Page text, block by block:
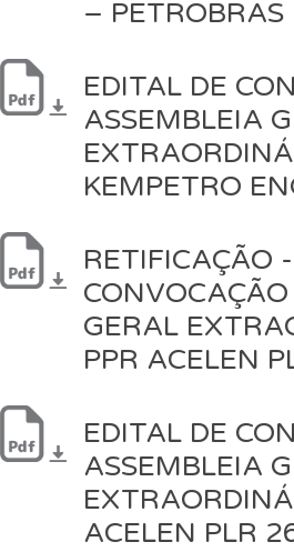
– PETROBRAS
EDITAL DE
ASSEMBLEIA
KEMPETRO
RETIFICAÇÃO
GERAL
PPR ACELEN
EDITAL DE
ASSEMBLEIA
ACELEN PLR